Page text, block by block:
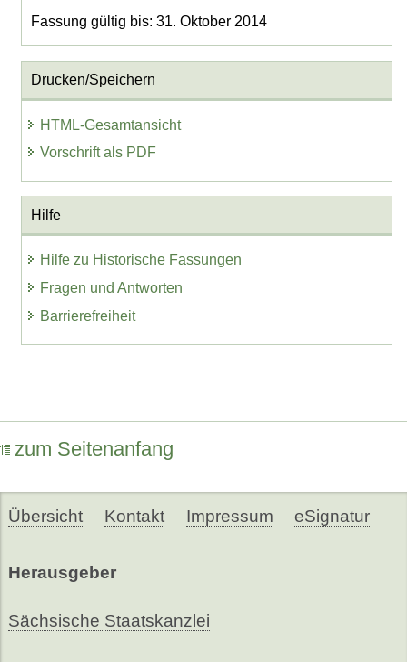
Fassung gültig bis: 31. Oktober 2014
Drucken/Speichern
HTML-Gesamtansicht
Vorschrift als PDF
Hilfe
Hilfe zu Historische Fassungen
Fragen und Antworten
Barrierefreiheit
zum Seitenanfang
Übersicht Kontakt Impressum eSignatur
Herausgeber
Sächsische Staatskanzlei